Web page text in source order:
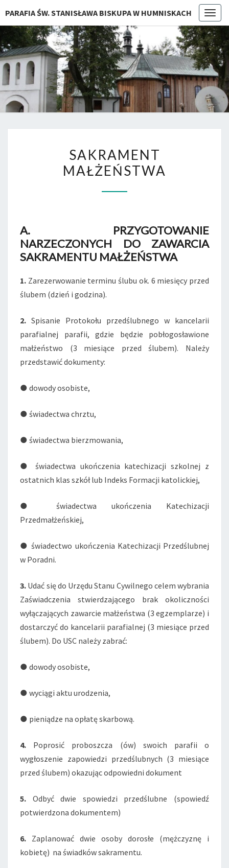
PARAFIA ŚW. STANISŁAWA BISKUPA W HUMNISKACH
MAŁŻEŃSTWA
SAKRAMENT
MAŁŻEŃSTWA
A. PRZYGOTOWANIE
NARZECZONYCH DO ZAWARCIA
SAKRAMENTU MAŁŻEŃSTWA
1. Zarezerwowanie terminu ślubu ok. 6 miesięcy przed
ślubem (dzień i godzina).
2. Spisanie Protokołu przedślubnego w kancelarii
parafialnej parafii, gdzie będzie pobłogosławione
małżeństwo (3 miesiące przed ślubem). Należy
przedstawić dokumenty:
● dowody osobiste,
● świadectwa chrztu,
● świadectwa bierzmowania,
● świadectwa ukończenia katechizacji szkolnej z
ostatnich klas szkół lub Indeks Formacji katolickiej,
● świadectwa ukończenia Katechizacji
Przedmałżeńskiej,
● świadectwo ukończenia Katechizacji Przedślubnej
w Poradni.
3. Udać się do Urzędu Stanu Cywilnego celem wybrania
Zaświadczenia stwierdzającego brak okoliczności
wyłączających zawarcie małżeństwa (3 egzemplarze) i
dostarczyć do kancelarii parafialnej (3 miesiące przed
ślubem). Do USC należy zabrać:
● dowody osobiste,
● wyciągi aktu urodzenia,
● pieniądze na opłatę skarbową.
4. Poprosić proboszcza (ów) swoich parafii o
wygłoszenie zapowiedzi przedślubnych (3 miesiące
przed ślubem) okazując odpowiedni dokument
5. Odbyć dwie spowiedzi przedślubne (spowiedź
potwierdzona dokumentem)
6. Zaplanować dwie osoby dorosłe (mężczyznę i
kobietę) na świadków sakramentu.